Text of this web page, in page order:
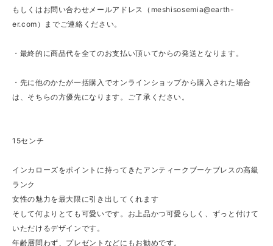
もしくはお問い合わせメールアドレス（ meshisosemia@earth-
er.com ）までご連絡ください。
・最終的に商品代を全てのお支払い頂いてからの発送となります。
・先に他のかたが一括購入でオンラインショップから購入された場合
は、そちらの方優先になります。ご了承ください。
15センチ
インカローズをポイントに持ってきたアンティークブーケブレスの高級
ランク
女性の魅力を最大限に引き出してくれます
そして何よりとても可愛いです。お上品かつ可愛らしく、ずっと付けて
いただけるデザインです。
年齢層問わず、プレゼントなどにもお勧めです。